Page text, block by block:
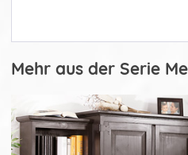
Mehr aus der Serie